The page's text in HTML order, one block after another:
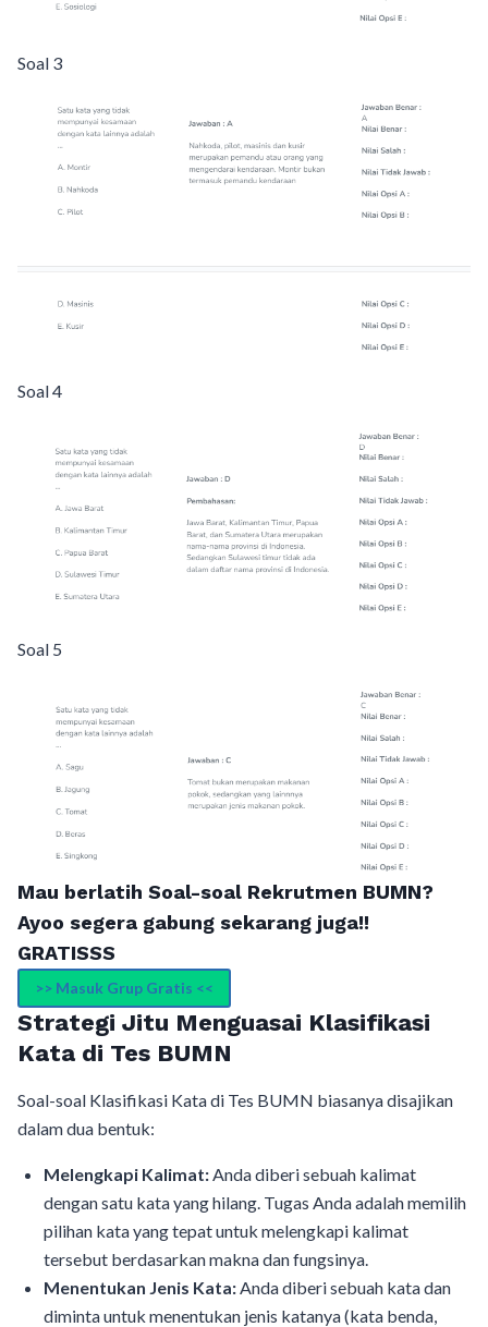
Soal 3
Soal 4
Soal 5
Mau berlatih Soal-soal Rekrutmen BUMN?
Ayoo segera gabung sekarang juga!!
GRATISSS
>> Masuk Grup Gratis <<
Strategi Jitu Menguasai Klasifikasi
Kata di Tes BUMN
Soal-soal Klasifikasi Kata di Tes BUMN biasanya disajikan
dalam dua bentuk:
Melengkapi Kalimat: Anda diberi sebuah kalimat
dengan satu kata yang hilang. Tugas Anda adalah memilih
pilihan kata yang tepat untuk melengkapi kalimat
tersebut berdasarkan makna dan fungsinya.
Menentukan Jenis Kata: Anda diberi sebuah kata dan
diminta untuk menentukan jenis katanya (kata benda,